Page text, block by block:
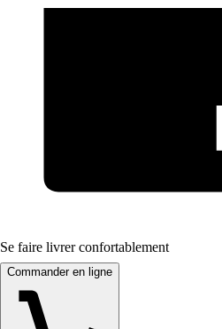
Se faire livrer confortablement
Commander en ligne